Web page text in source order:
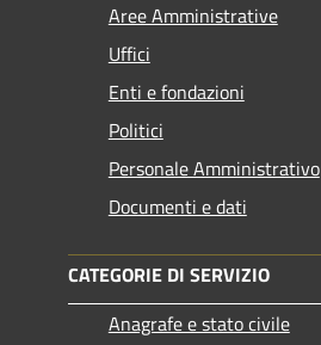
Aree Amministrative
Uffici
Enti e fondazioni
Politici
Personale Amministrativo
Documenti e dati
CATEGORIE DI SERVIZIO
Anagrafe e stato civile